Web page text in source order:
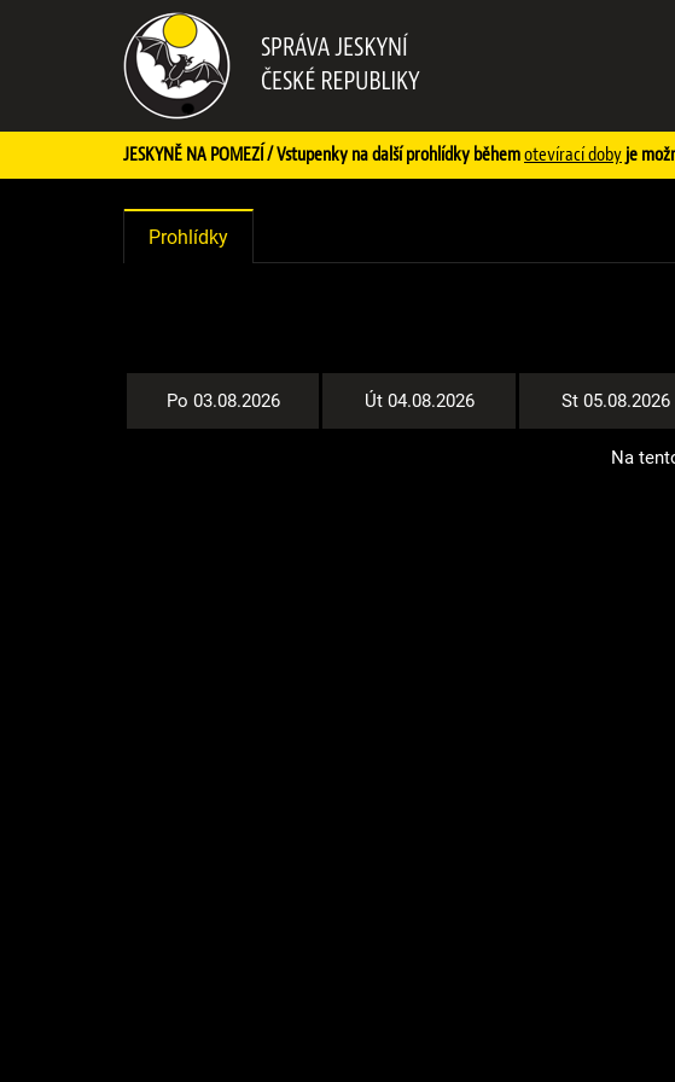
JESKYNĚ NA POMEZÍ / Vstupenky na další prohlídky běhemotevírací doby je
Prohlídky
Po 03.08.2026 Út 04.08.2026 St 05.08.2026
Na